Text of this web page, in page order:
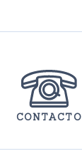
CONTACTO